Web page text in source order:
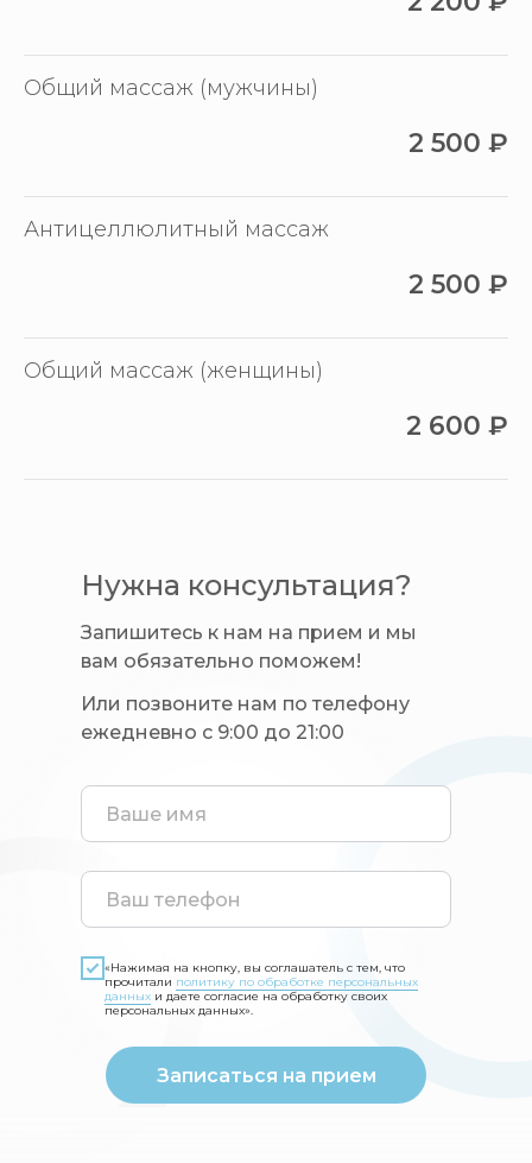
Общий массаж (мужчины)
2 500 ₽
Антицеллюлитный массаж
2 500 ₽
Общий массаж (женщины)
2 600 ₽
Нужна консультация?
Запишитесь к нам на прием и мы
вам обязательно поможем!
«Нажимая на кнопку, вы соглашатель с тем, что
прочитали политику по обработке персональных
данных и даете согласие на обработку своих
персональных данных».
Записаться на прием
Или позвоните нам по телефону
ежедневно с 9:00 до 21:00